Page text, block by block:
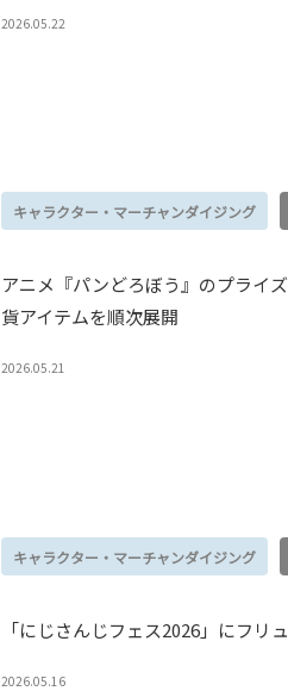
2026.05.22
キャラクター・マーチャンダイジング
アニメ『パンどろぼう』のプライ
貨アイテムを順次展開
2026.05.21
キャラクター・マーチャンダイジング
「にじさんじフェス2026」にフリ
2026.05.16